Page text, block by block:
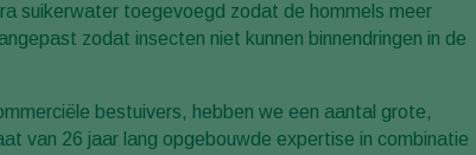
suikerwater toegevoegd zodat de hommels meer
zodat insecten niet kunnen binnendringen in de
bestuivers, hebben we een aantal grote,
van 26 jaar lang opgebouwde expertise in combinatie